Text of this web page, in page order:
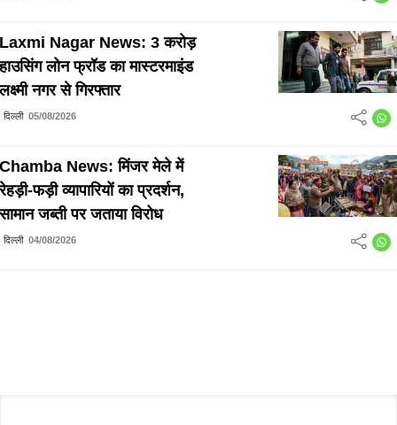
Laxmi Nagar News: 3 करोड़
हाउसिंग लोन फ्रॉड का मास्टरमाइंड
लक्ष्मी नगर से गिरफ्तार
दिल्ली 05/08/2026
Chamba News: मिंजर मेले में
रेहड़ी-फड़ी व्यापारियों का प्रदर्शन,
सामान जब्ती पर जताया विरोध
दिल्ली 04/08/2026